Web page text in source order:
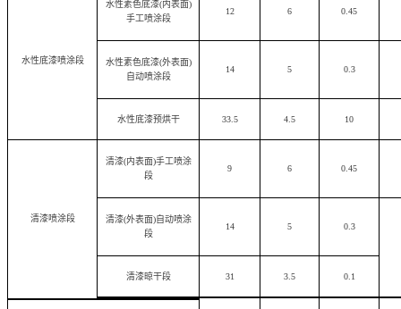
水性底漆喷涂段
水性素色底漆(内表面)
手工喷涂段
12 6 0.45
水性素色底漆(外表面)
自动喷涂段
14 5 0.3
水性底漆预烘干 33.5 4.5 10
清漆喷涂段
清漆(内表面)手工喷涂
段
9 6 0.45
清漆(外表面)自动喷涂
段
14 5 0.3
清漆晾干段 31 3.5 0.1